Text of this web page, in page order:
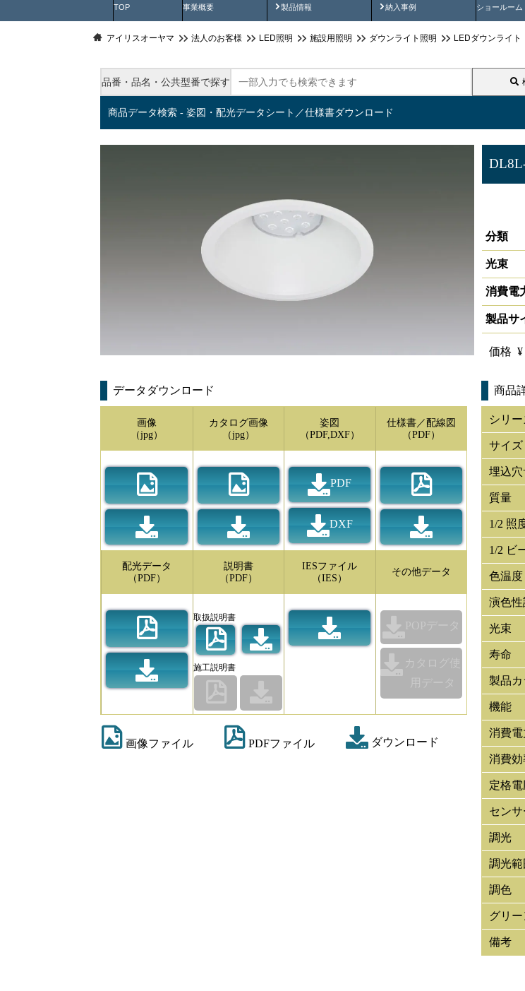
TOP 事業概要 製品情報
製品動画 納入事例
納入事例動画 ショールーム
アイリスオーヤマ 法人のお客様 LED照明 施設用照明 ダウンライト照明 LEDダウンライト
品番・品名・公共型番で探す
商品データ検索 - 姿図・配光データシート／仕様書ダウンロード
分類
光束
消費電
製品サ
価格 ¥
データダウンロード
画像
（jpg）
カタログ画像
（jpg）
姿図
（PDF,DXF）
PDF
DXF
仕様書／配線図
（PDF）
配光データ
（PDF）
説明書
（PDF）
取扱説明書
施工説明書
IESファイル
（IES）
その他データ
POPデータ
カタログ使
用データ
画像ファイル PDFファイル ダウンロード
商品
シリ
サイズ
埋込
質量
1/2 照
1/2 ビ
色温度
演色
光束
寿命
製品カ
機能
消費電
消費効
定格
センサ
調光
調光範
調色
グリ
備考